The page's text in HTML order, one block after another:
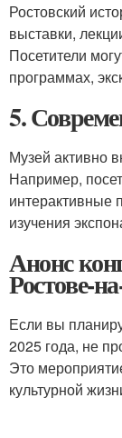
Ростовский
выставки,
Посетители
программах,
5.
Музей активно
Например,
интерактивные
изучения
Анонс
Ростове-
Если вы
2025 года, не
Это
культурной